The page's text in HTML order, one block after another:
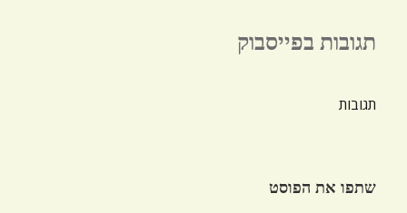
תגובות בפייסבוק
תגובות
שתפו את הפוסט